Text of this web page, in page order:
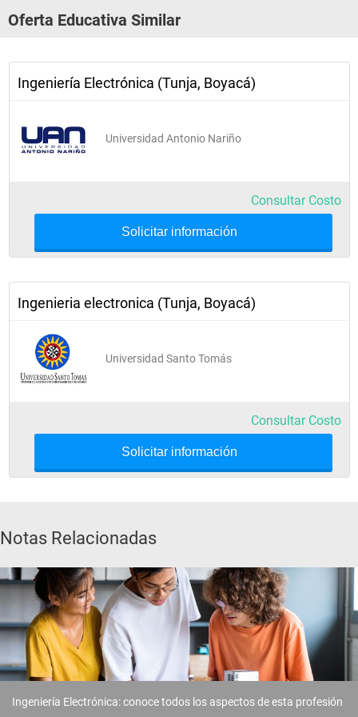
Administración
Telemática
Decimo semestre
Electiva ii
Electiva iii
Oferta Educativa Similar
Ingeniería Electrónica (Tunja, Boyacá)
Universidad Antonio Nariño
Consultar Costo
Solicitar información
Ingenieria electronica (Tunja, Boyacá)
Universidad Santo Tomás
Consultar Costo
Solicitar información
Notas Relacionadas
Ingeniería Electrónica: conoce todos los aspectos de esta profesión